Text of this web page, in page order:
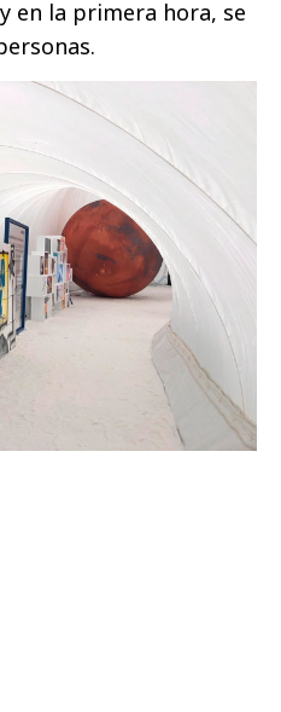
en la primera hora, se